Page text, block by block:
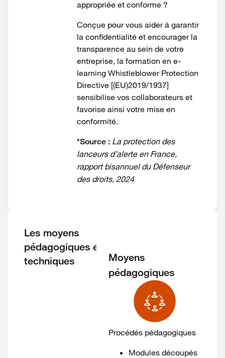
appropriée et conforme ?
Conçue pour vous aider à garantir
la confidentialité et encourager la
transparence au sein de votre
entreprise, la formation en e-
learning Whistleblower Protection
Directive [(EU)2019/1937]
sensibilise vos collaborateurs et
favorise ainsi votre mise en
conformité.
*Source : La protection des
lanceurs d’alerte en France,
rapport bisannuel du Défenseur
des droits, 2024
Les moyens
pédagogiques et
techniques
Moyens
pédagogiques
Procédés pédagogiques
Modules découpés